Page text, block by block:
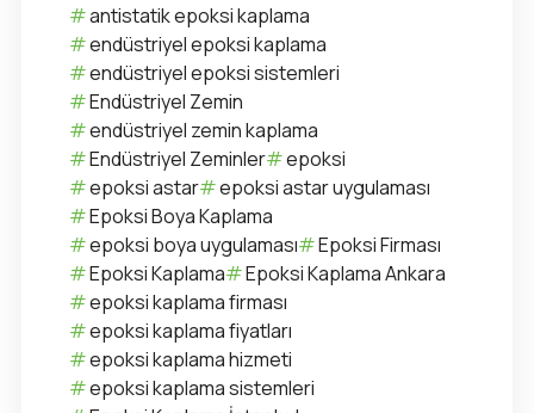
antistatik epoksi kaplama
endüstriyel epoksi kaplama
endüstriyel epoksi sistemleri
Endüstriyel Zemin
endüstriyel zemin kaplama
Endüstriyel Zeminler
epoksi
epoksi astar
epoksi astar uygulaması
Epoksi Boya Kaplama
epoksi boya uygulaması
Epoksi Firması
Epoksi Kaplama
Epoksi Kaplama Ankara
epoksi kaplama firması
epoksi kaplama fiyatları
epoksi kaplama hizmeti
epoksi kaplama sistemleri